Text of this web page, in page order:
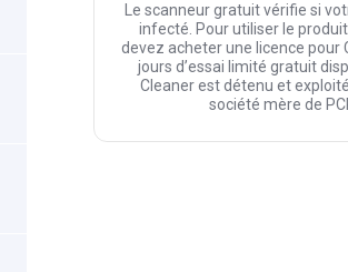
Le scanneur gratuit vérifie si
infecté. Pour utiliser le
devez acheter une licence pour
jours d’essai limité gratuit
Cleaner est détenu et
société mère de